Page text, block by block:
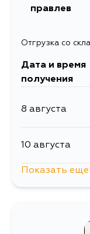
правлев
Отгрузка со
Дата и время
получения
8 августа
10 августа
Показать еще